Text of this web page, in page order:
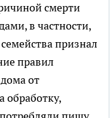
смерти
в частности,
признал
правил
от
обработку,